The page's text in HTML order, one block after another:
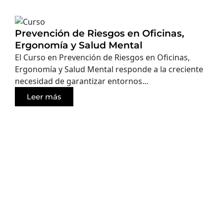
Prevención de Riesgos en Oficinas,
Ergonomía y Salud Mental
El Curso en Prevención de Riesgos en Oficinas,
Ergonomía y Salud Mental responde a la creciente
necesidad de garantizar entornos...
Leer más